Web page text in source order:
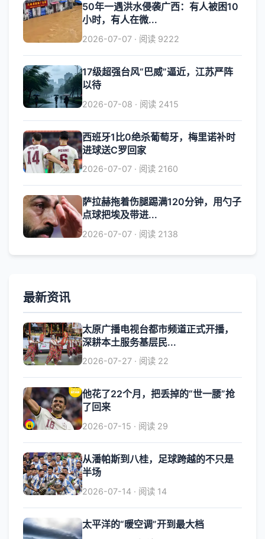
50年一遇洪水侵袭广西：有人被困10
小时，有人在微...
2026-07-07 · 阅读 9222
17级超强台风“巴威”逼近，江苏严阵
以待
2026-07-08 · 阅读 2415
西班牙1比0绝杀葡萄牙，梅里诺补时
进球送C罗回家
2026-07-07 · 阅读 2160
萨拉赫拖着伤腿踢满120分钟，用勺子
点球把埃及带进...
2026-07-07 · 阅读 2138
最新资讯
太原广播电视台都市频道正式开播，
深耕本土服务基层民...
2026-07-27 · 阅读 22
他花了22个月，把丢掉的“世一腰”抢
了回来
2026-07-15 · 阅读 29
从潘帕斯到八桂，足球跨越的不只是
半场
2026-07-14 · 阅读 14
太平洋的“暖空调”开到最大档